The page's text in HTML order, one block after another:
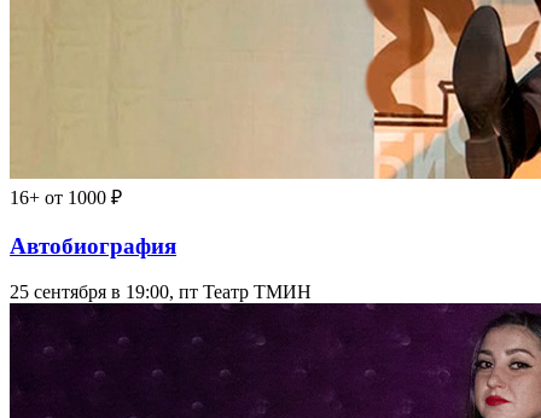
16+ от 1000 ₽
Автобиография
25 сентября в 19:00, пт Театр ТМИН